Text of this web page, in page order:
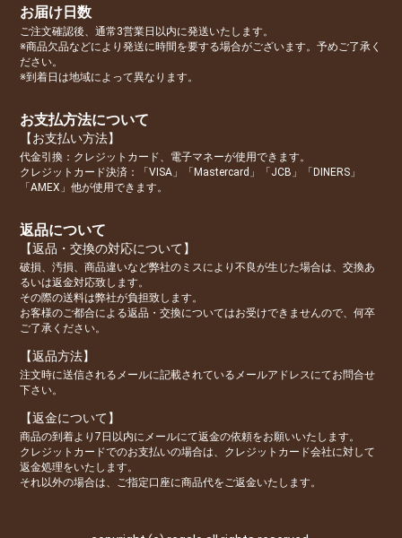
お届け日数
ご注文確認後、通常3営業日以内に発送いたします。
※商品欠品などにより発送に時間を要する場合がございます。予めご了承く
ださい。
※到着日は地域によって異なります。
お支払方法について
【お支払い方法】
代金引換：クレジットカード、電子マネーが使用できます。
クレジットカード決済：「VISA」「Mastercard」「JCB」「DINERS」
「AMEX」他が使用できます。
返品について
【返品・交換の対応について】
破損、汚損、商品違いなど弊社のミスにより不良が生じた場合は、交換あ
るいは返金対応致します。
その際の送料は弊社が負担致します。
お客様のご都合による返品・交換についてはお受けできませんので、何卒
ご了承ください。
【返品方法】
注文時に送信されるメールに記載されているメールアドレスにてお問合せ
下さい。
【返金について】
商品の到着より7日以内にメールにて返金の依頼をお願いいたします。
クレジットカードでのお支払いの場合は、クレジットカード会社に対して
返金処理をいたします。
それ以外の場合は、ご指定口座に商品代をご返金いたします。